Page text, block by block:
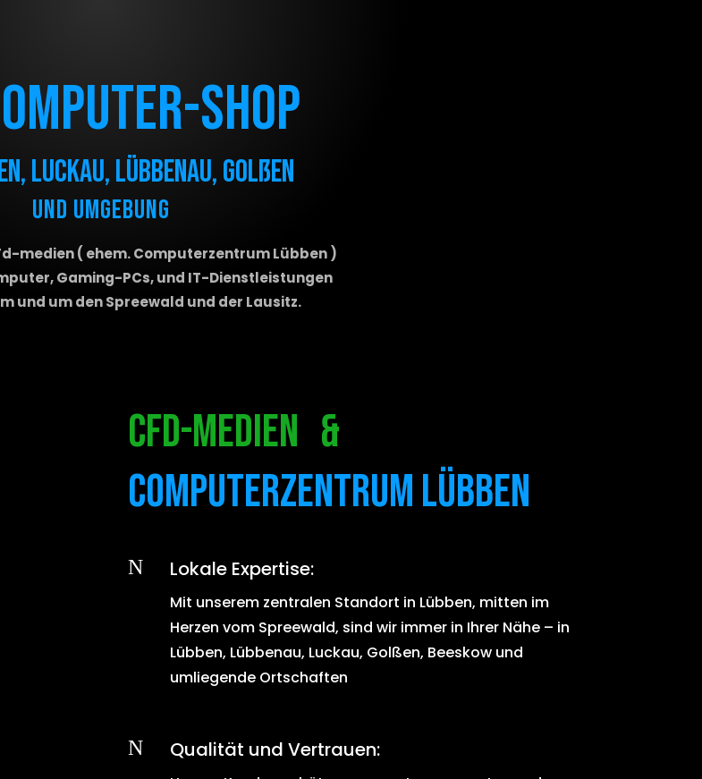
Shop
Luckau, Lübbenau, Golßen
und Umgebung
medien ( ehem. Computerzentrum Lübben )
Gaming-PCs, und IT-Dienstleistungen
und um den Spreewald und der Lausitz.
CFd-medien &
Computerzentrum Lübben
N Lokale Expertise:
Mit unserem zentralen Standort in Lübben, mitten im
Herzen vom Spreewald, sind wir immer in Ihrer Nähe – in
Lübben, Lübbenau, Luckau, Golßen, Beeskow und
umliegende Ortschaften
N Qualität und Vertrauen: